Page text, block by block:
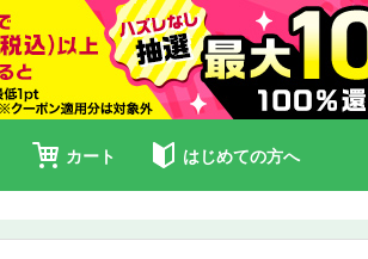
カート はじめての方へ